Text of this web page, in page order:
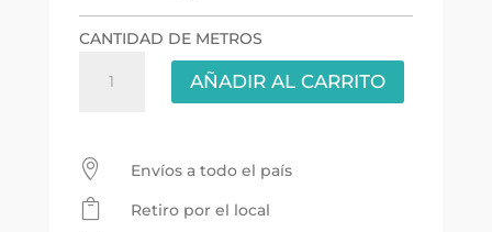
CANTIDAD DE METROS
Tusor
Rosa
AÑADIR AL CARRITO
 Envíos a todo el país
 Retiro por el local